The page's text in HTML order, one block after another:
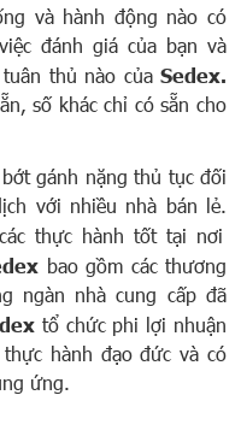
và hành động nào có
đánh giá của bạn và
thủ nào của Sedex.
số khác chỉ có sẵn cho
gánh nặng thủ tục đối
với nhiều nhà bán lẻ.
thực hành tốt tại nơi
bao gồm các thương
ngàn nhà cung cấp đã
tổ chức phi lợi nhuận
hành đạo đức và có
ứng.